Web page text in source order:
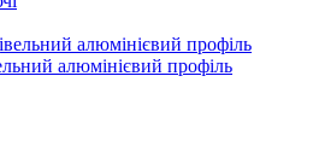
алюмінієвий профіль